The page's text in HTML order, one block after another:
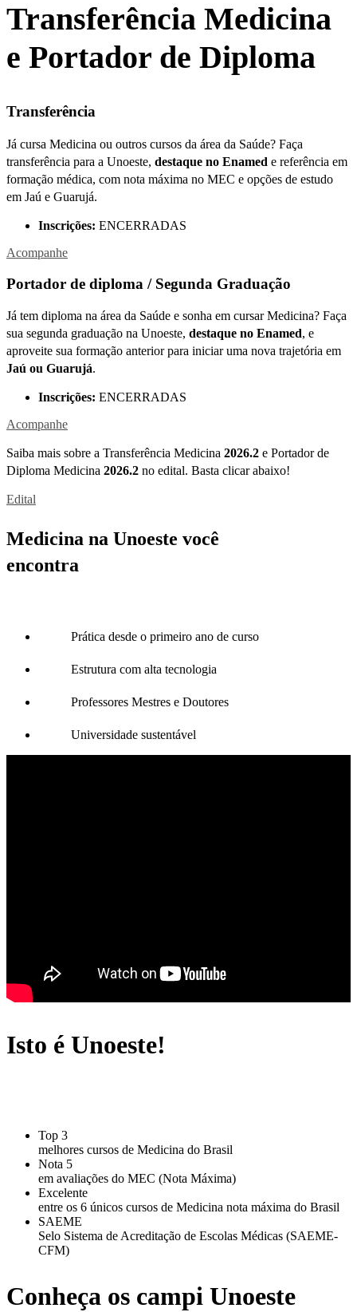
Transferência Medicina
e Portador de Diploma
Transferência
Já cursa Medicina ou outros cursos da área da Saúde? Faça
transferência para a Unoeste, destaque no Enamed e referência em
formação médica, com nota máxima no MEC e opções de estudo
em Jaú e Guarujá.
Inscrições: ENCERRADAS
Acompanhe
Portador de diploma / Segunda Graduação
Já tem diploma na área da Saúde e sonha em cursar Medicina? Faça
sua segunda graduação na Unoeste, destaque no Enamed, e
aproveite sua formação anterior para iniciar uma nova trajetória em
Jaú ou Guarujá.
Inscrições: ENCERRADAS
Acompanhe
Saiba mais sobre a Transferência Medicina 2026.2 e Portador de
Diploma Medicina 2026.2 no edital. Basta clicar abaixo!
Edital
Medicina na Unoeste você
encontra
Prática desde o primeiro ano de curso
Estrutura com alta tecnologia
Professores Mestres e Doutores
Universidade sustentável
Isto é Unoeste!
Top 3
melhores cursos de Medicina do Brasil
Nota 5
em avaliações do MEC (Nota Máxima)
Excelente
entre os 6 únicos cursos de Medicina nota máxima do Brasil
SAEME
Selo Sistema de Acreditação de Escolas Médicas (SAEME-
CFM)
Conheça os campi Unoeste